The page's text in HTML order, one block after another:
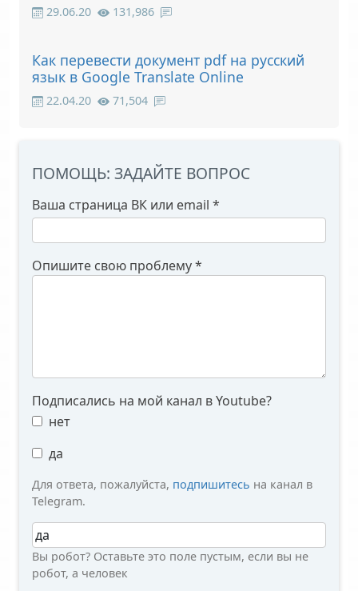
29.06.20 131,986
Как перевести документ pdf на русский
язык в Google Translate Online
22.04.20 71,504
ПОМОЩЬ: ЗАДАЙТЕ ВОПРОС
Ваша страница ВК или email *
Опишите свою проблему*
Подписались на мой канал в Youtube?
нет
да
Для ответа, пожалуйста, подпишитесь на канал в
Telegram.
Вы робот?
Вы робот? Оставьте это поле пустым, если вы не
робот, а человек